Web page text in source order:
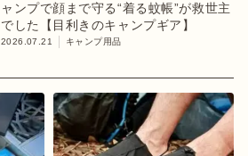
ャンプで顔まで守る“着る蚊帳”が救世主
でした【目利きのキャンプギア】
2026.07.21 キャンプ用品